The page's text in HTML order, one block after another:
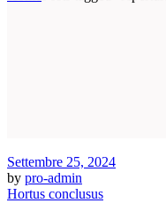
Settembre 25, 2024
by pro-admin
Hortus conclusus